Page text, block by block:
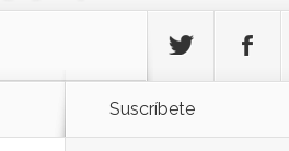
Suscríbete